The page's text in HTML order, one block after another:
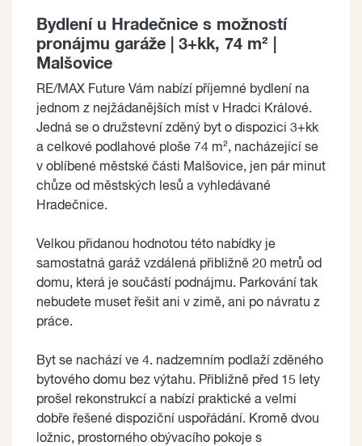
Bydlení u Hradečnice s možností
pronájmu garáže | 3+kk, 74 m² |
Malšovice
RE/MAX Future Vám nabízí příjemné bydlení na
jednom z nejžádanějších míst v Hradci Králové.
Jedná se o družstevní zděný byt o dispozici 3+kk
a celkové podlahové ploše 74 m², nacházející se
v oblíbené městské části Malšovice, jen pár minut
chůze od městských lesů a vyhledávané
Hradečnice.
Velkou přidanou hodnotou této nabídky je
samostatná garáž vzdálená přibližně 20 metrů od
domu, která je součástí podnájmu. Parkování tak
nebudete muset řešit ani v zimě, ani po návratu z
práce.
Byt se nachází ve 4. nadzemním podlaží zděného
bytového domu bez výtahu. Přibližně před 15 lety
prošel rekonstrukcí a nabízí praktické a velmi
dobře řešené dispoziční uspořádání. Kromě dvou
ložnic, prostorného obývacího pokoje s